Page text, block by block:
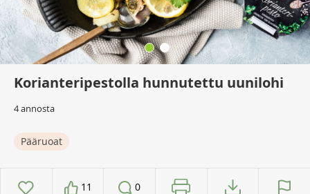
Korianteripestolla hunnutettu uunilohi
4 annosta
Pääruoat
11 0